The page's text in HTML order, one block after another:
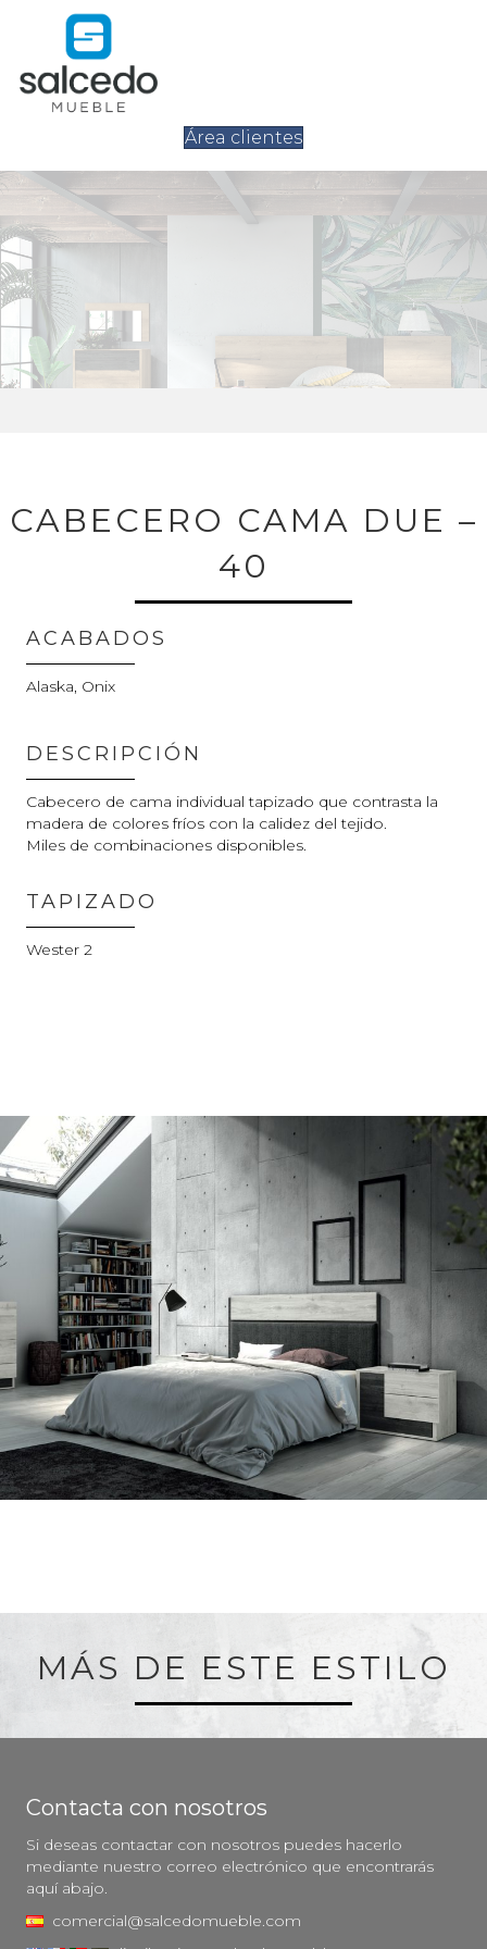
Área clientes
CABECERO CAMA DUE –
40
ACABADOS
Alaska, Onix
DESCRIPCIÓN
Cabecero de cama individual tapizado que contrasta la
madera de colores fríos con la calidez del tejido.
Miles de combinaciones disponibles.
TAPIZADO
Wester 2
MÁS DE ESTE ESTILO
Contacta con nosotros
Si deseas contactar con nosotros puedes hacerlo
mediante nuestro correo electrónico que encontrarás
aquí abajo.
comercial@salcedomueble.com